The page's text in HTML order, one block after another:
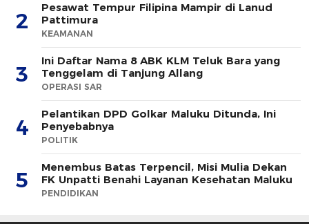
2
Pesawat Tempur Filipina Mampir di Lanud
Pattimura
KEAMANAN
3
Ini Daftar Nama 8 ABK KLM Teluk Bara yang
Tenggelam di Tanjung Allang
OPERASI SAR
4
Pelantikan DPD Golkar Maluku Ditunda, Ini
Penyebabnya
POLITIK
5
Menembus Batas Terpencil, Misi Mulia Dekan
FK Unpatti Benahi Layanan Kesehatan Maluku
PENDIDIKAN